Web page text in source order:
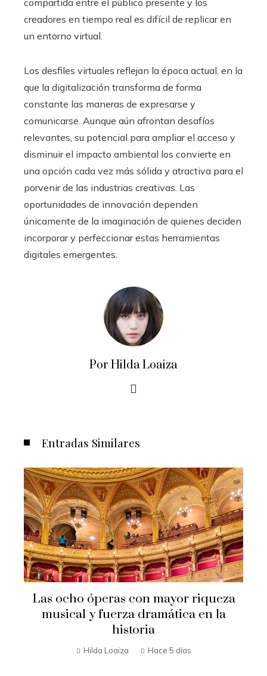
creadores en tiempo real es difícil de replicar en
un entorno virtual.
Los desfiles virtuales reflejan la época actual, en la
que la digitalización transforma de forma
constante las maneras de expresarse y
comunicarse. Aunque aún afrontan desafíos
relevantes, su potencial para ampliar el acceso y
disminuir el impacto ambiental los convierte en
una opción cada vez más sólida y atractiva para el
porvenir de las industrias creativas. Las
oportunidades de innovación dependen
únicamente de la imaginación de quienes deciden
incorporar y perfeccionar estas herramientas
digitales emergentes.
Por Hilda Loaiza
Entradas Similares
Las ocho óperas con mayor riqueza
musical y fuerza dramática en la
historia
Hilda Loaiza Hace 5 días